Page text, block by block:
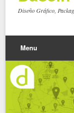
Diseño Gráfico,
Menu